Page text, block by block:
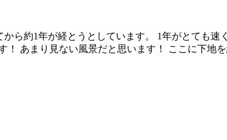
ら約1年が経とうとしています。 1年がとても
あまり見ない風景だと思います！ ここに下地